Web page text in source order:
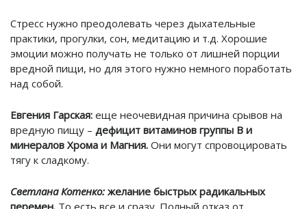
Стресс нужно преодолевать через дыхательные
практики, прогулки, сон, медитацию и т.д. Хорошие
эмоции можно получать не только от лишней порции
вредной пищи, но для этого нужно немного поработать
над собой.
Евгения Гарская: еще неочевидная причина срывов на
вредную пищу – дефицит витаминов группы B и
минералов Хрома и Магния. Они могут спровоцировать
тягу к сладкому.
Светлана Котенко:желание быстрых радикальных